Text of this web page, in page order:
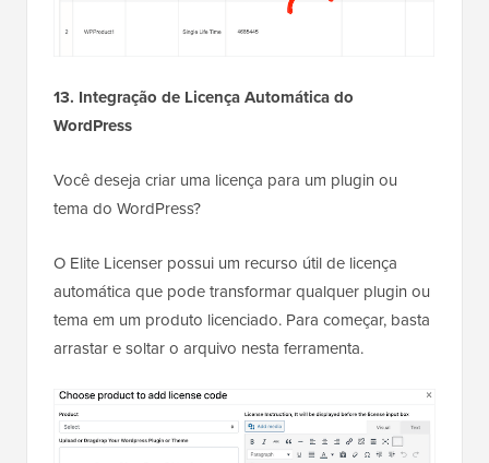
13. Integração de Licença Automática do
WordPress
Você deseja criar uma licença para um plugin ou
tema do WordPress?
O Elite Licenser possui um recurso útil de licença
automática que pode transformar qualquer plugin ou
tema em um produto licenciado. Para começar, basta
arrastar e soltar o arquivo nesta ferramenta.